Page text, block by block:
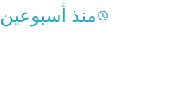
منذ أسبوعين